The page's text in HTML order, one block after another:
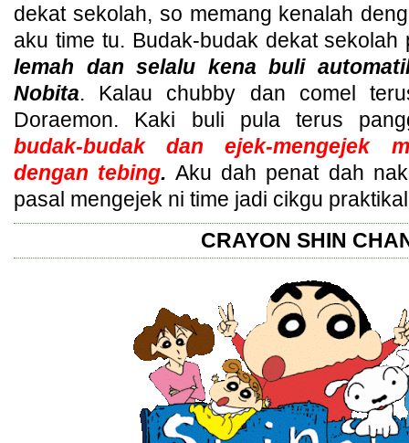
dekat sekolah, so memang kenalah
aku time tu. Budak-budak dekat
lemah dan selalu kena buli
Nobita. Kalau chubby dan comel
Doraemon. Kaki buli pula terus
budak-budak dan ejek-mengejek
dengan tebing.Aku dah penat dah
pasal mengejek ni time jadi cikgu
CRAYON SHIN